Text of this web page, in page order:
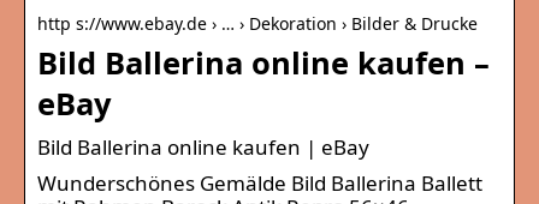
http s://www.ebay.de › … › Dekoration › Bilder & Drucke
Bild Ballerina online kaufen –
eBay
Bild Ballerina online kaufen | eBay
Wunderschönes Gemälde Bild Ballerina Ballett